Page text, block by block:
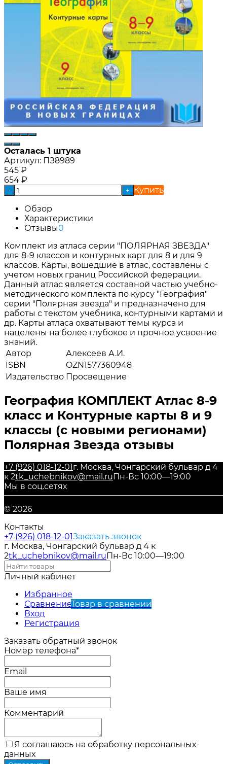
Осталась 1 штука
Артикул: ПЗ8989
545 ₽
654 ₽
- +
Купить
Обзор
Характеристики
Отзывы0
Комплект из атласа серии "ПОЛЯРНАЯ ЗВЕЗДА"
для 8-9 классов и контурных карт для 8 и для 9
классов. Карты, вошедшие в атлас, составлены с
учетом новых границ Российской федерации.
Данный атлас является составной частью учебно-
методического комплекта по курсу "География"
серии "Полярная звезда" и предназначено для
работы с текстом учебника, контурными картами и
др. Карты атласа охватывают темы курса и
нацелены на более глубокое и прочное усвоение
знаний.
Автор
Алексеев А.И.
ISBN
OZN1577360948
Издательство Просвещение
География КОМПЛЕКТ Атлас 8-9
класс и Контурные карты 8 и 9
классы (с новыми регионами)
Полярная Звезда отзывы
+7 (926) 018-12-01г. Москва, Чонгарский бульвар д 4
к 2tk_uchebnikov@mail.ruПн-Вс 10:00—19:00
Мы в соц.сетях
© 2026
Контакты
+7 (926) 018-12-01Заказать звонок
г. Москва, Чонгарский бульвар д 4 к
2tk_uchebnikov@mail.ruПн-Вс 10:00—19:00
Личный кабинет
Избранное
СравнениеТовар в сравнении
Вход
Регистрация
Заказать обратный звонок
Номер телефона*
Email
Ваше имя
Комментарий
Я соглашаюсь на обработку персональных
данных